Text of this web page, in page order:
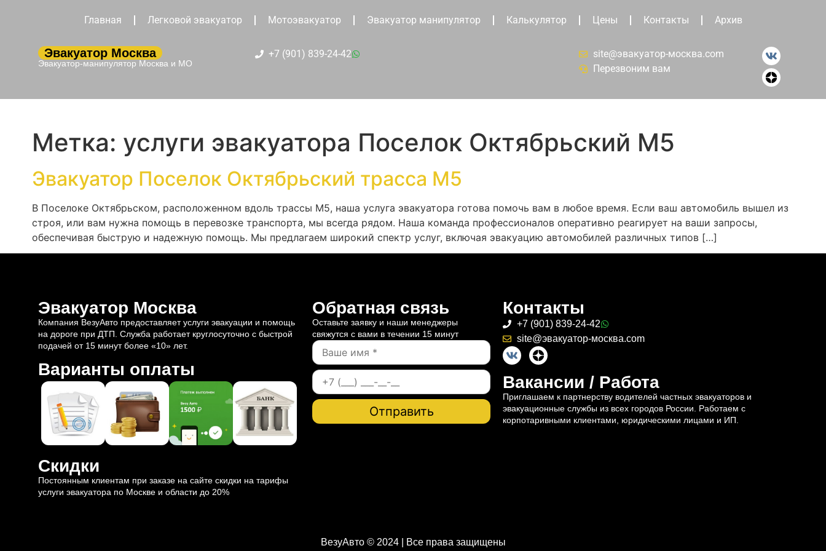
Главная Легковой эвакуатор Мотоэвакуатор Эвакуатор манипулятор Калькулятор Цены Контакты Архив
Эвакуатор Москва
Эвакуатор-манипулятор Москва и МО
+7 (901) 839-24-42
site@эвакуатор-москва.com
Перезвоним вам
Метка: услуги эвакуатора Поселок Октябрьский М5
Эвакуатор Поселок Октябрьский трасса М5
В Поселоке Октябрьском, расположенном вдоль трассы М5, наша услуга эвакуатора готова помочь вам в любое время. Если ваш автомобиль вышел из
строя, или вам нужна помощь в перевозке транспорта, мы всегда рядом. Наша команда профессионалов оперативно реагирует на ваши запросы,
обеспечивая быструю и надежную помощь. Мы предлагаем широкий спектр услуг, включая эвакуацию автомобилей различных типов […]
Эвакуатор Москва
Компания ВезуАвто предоставляет услуги эвакуации и помощь
на дороге при ДТП. Служба работает круглосуточно с быстрой
подачей от 15 минут более «10» лет.
Варианты оплаты
Скидки
Постоянным клиентам при заказе на сайте скидки на тарифы
услуги эвакуатора по Москве и области до 20%
Обратная связь
Оставьте заявку и наши менеджеры
свяжутся с вами в течении 15 минут
Контакты
+7 (901) 839-24-42
site@эвакуатор-москва.com
Вакансии / Работа
Приглашаем к партнерству водителей частных эвакуаторов и
эвакуационные службы из всех городов России. Работаем с
корпотаривными клиентами, юридическими лицами и ИП.
ВезуАвто © 2024 | Все права защищены